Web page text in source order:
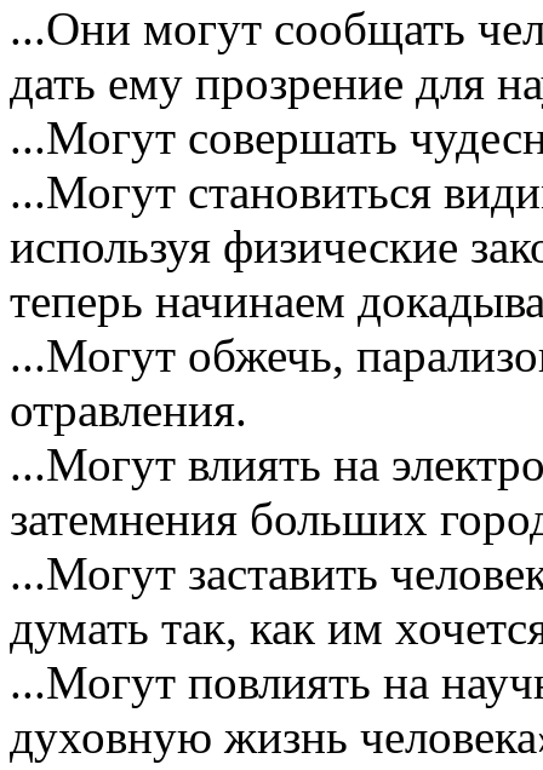
...Они могут сообщать
дать ему прозрение для
...Могут совершать
...Могут становиться
используя физические
теперь начинаем
...Могут обжечь,
отравления.
...Могут влиять на
затемнения больших
...Могут заставить
думать так, как им
...Могут повлиять на
духовную жизнь